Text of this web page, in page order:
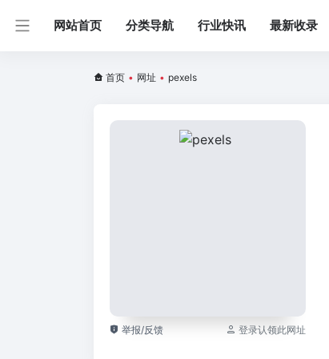
网站首页 分类导航 行业快讯 最新收录
首页 • 网址 • pexels
举报/反馈 登录认领此网址